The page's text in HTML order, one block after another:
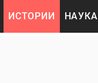
ИСТОРИИ НАУКА